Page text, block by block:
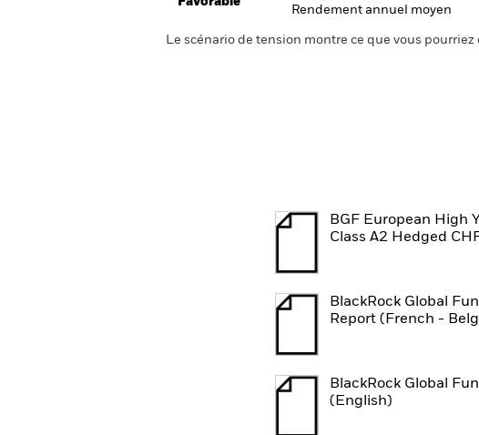
Rendement annuel moyen
Le scénario de tension montre ce que vous
BGF European High
Class A2 Hedged
BlackRock Global
Report (French -
BlackRock Global
(English)